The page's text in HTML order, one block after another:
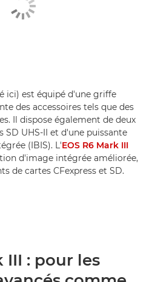
ici) est équipé d'une griffe
des accessoires tels que des
Il dispose également de deux
SD UHS-II et d'une puissante
(IBIS). L'EOS R6 Mark III
d'image intégrée améliorée,
de cartes CFexpress et SD.
III : pour les